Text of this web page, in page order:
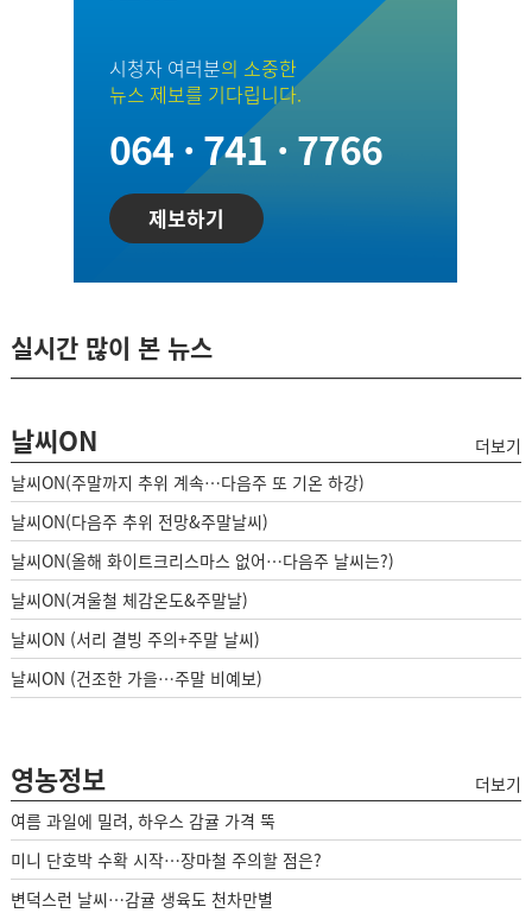
시청자 여러분의 소중한
뉴스 제보를 기다립니다.
064 · 741 · 7766
제보하기
실시간 많이 본 뉴스
날씨ON
더보기
날씨ON(주말까지 추위 계속…다음주 또 기온 하강)
날씨ON(다음주 추위 전망&주말날씨)
날씨ON(올해 화이트크리스마스 없어…다음주 날씨는?)
날씨ON(겨울철 체감온도&주말날)
날씨ON (서리 결빙 주의+주말 날씨)
날씨ON (건조한 가을…주말 비예보)
영농정보
더보기
여름 과일에 밀려, 하우스 감귤 가격 뚝
미니 단호박 수확 시작…장마철 주의할 점은?
변덕스런 날씨…감귤 생육도 천차만별